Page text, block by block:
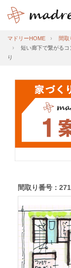
マドリーHOME
間取
短い廊下で繋がる
り
間取り番号：